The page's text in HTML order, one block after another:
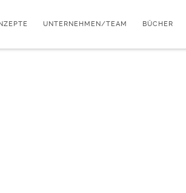
UNTERNEHMEN/TEAM BÜCHER